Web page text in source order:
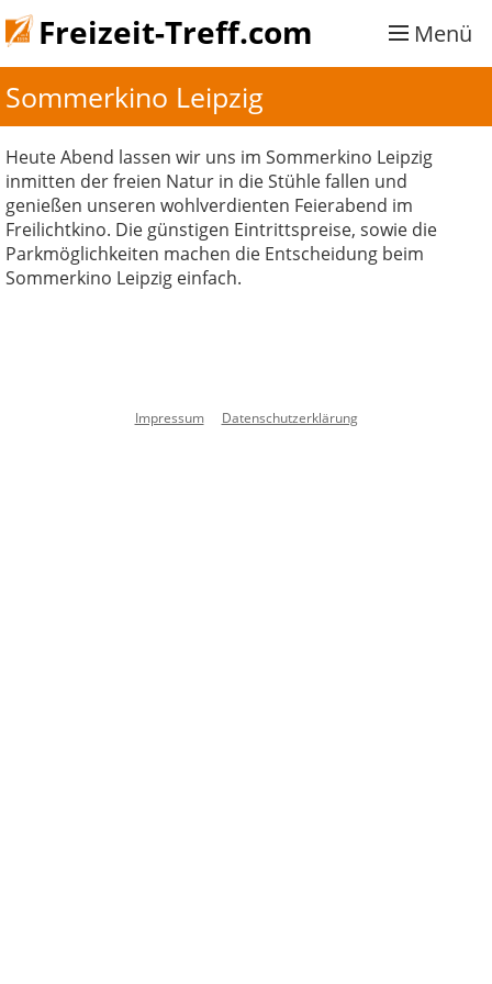
Freizeit-Treff.com Menü
Sommerkino Leipzig
Heute Abend lassen wir uns im Sommerkino Leipzig
inmitten der freien Natur in die Stühle fallen und
genießen unseren wohlverdienten Feierabend im
Freilichtkino. Die günstigen Eintrittspreise, sowie die
Parkmöglichkeiten machen die Entscheidung beim
Sommerkino Leipzig einfach.
Impressum Datenschutzerklärung